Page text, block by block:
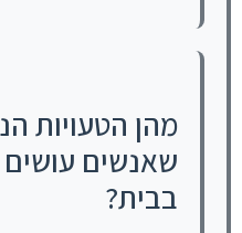
מהן הטעויות
שאנשים
בבית?